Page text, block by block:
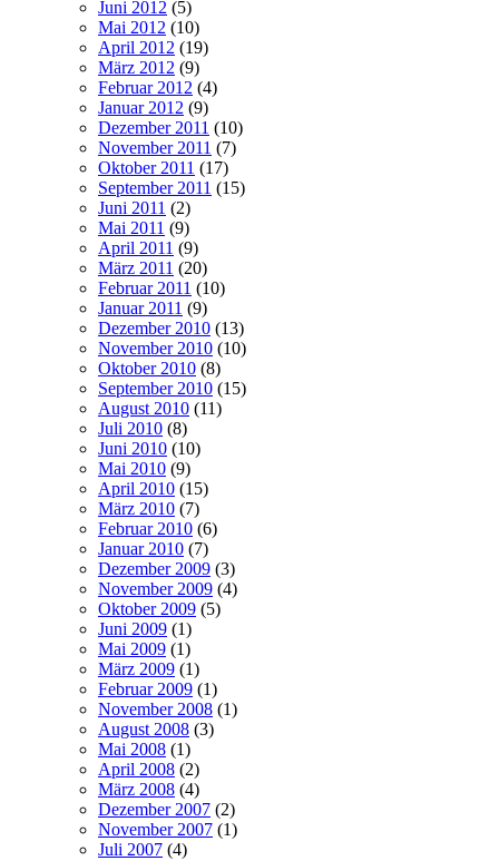
Juni 2012 (5)
Mai 2012 (10)
April 2012 (19)
März 2012 (9)
Februar 2012 (4)
Januar 2012 (9)
Dezember 2011 (10)
November 2011 (7)
Oktober 2011 (17)
September 2011 (15)
Juni 2011 (2)
Mai 2011 (9)
April 2011 (9)
März 2011 (20)
Februar 2011 (10)
Januar 2011 (9)
Dezember 2010 (13)
November 2010 (10)
Oktober 2010 (8)
September 2010 (15)
August 2010 (11)
Juli 2010 (8)
Juni 2010 (10)
Mai 2010 (9)
April 2010 (15)
März 2010 (7)
Februar 2010 (6)
Januar 2010 (7)
Dezember 2009 (3)
November 2009 (4)
Oktober 2009 (5)
Juni 2009 (1)
Mai 2009 (1)
März 2009 (1)
Februar 2009 (1)
November 2008 (1)
August 2008 (3)
Mai 2008 (1)
April 2008 (2)
März 2008 (4)
Dezember 2007 (2)
November 2007 (1)
Juli 2007 (4)